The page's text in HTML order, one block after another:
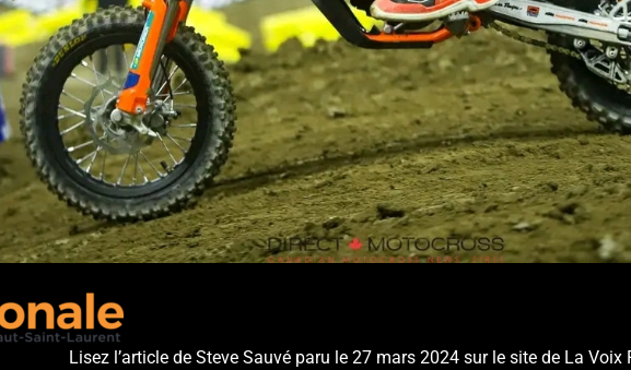
Lisez l’article de Steve Sauvé paru le 27 mars 2024 sur le site de La Voix